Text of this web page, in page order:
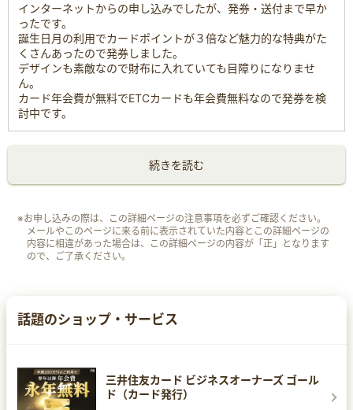
インターネットからの申し込みでしたが、発券・送付まで早か
ったです。
誕生日月の利用でカードポイントが３倍など魅力的な特典がた
くさんあったので発券しました。
デザインも素敵なので財布に入れていても目障りになりませ
ん。
カード年会費が無料でETCカードも年会費無料なので発券を検
討中です。
続きを読む
※お申し込みの際は、この詳細ページの注意事項を必ずご確認ください。
メールやこのページに来る前に表示されていた内容とこの詳細ページの
内容に相違があった場合は、この詳細ページの内容が「正」となります
ので、ご了承ください。
話題のショップ・サービス
三井住友カード ビジネスオーナーズ ゴール
ド（カード発行）